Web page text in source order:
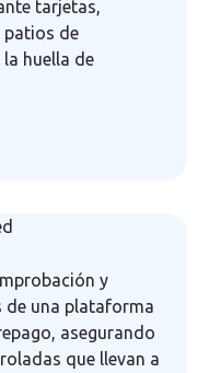
tarjetas,
de
huella de
y
de una plataforma
asegurando
que llevan a